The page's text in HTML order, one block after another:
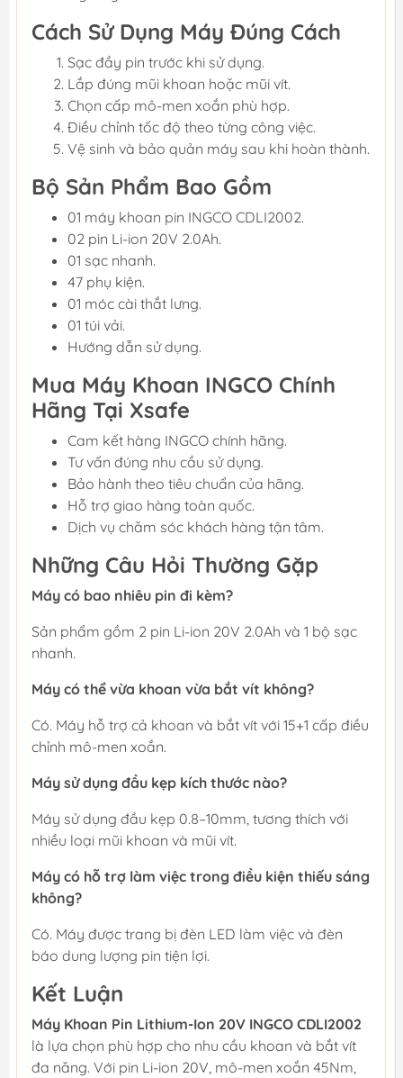
Cách Sử Dụng Máy Đúng Cách
Sạc đầy pin trước khi sử dụng.
Lắp đúng mũi khoan hoặc mũi vít.
Chọn cấp mô-men xoắn phù hợp.
Điều chỉnh tốc độ theo từng công việc.
Vệ sinh và bảo quản máy sau khi hoàn thành.
Bộ Sản Phẩm Bao Gồm
01 máy khoan pin INGCO CDLI2002.
02 pin Li-ion 20V 2.0Ah.
01 sạc nhanh.
47 phụ kiện.
01 móc cài thắt lưng.
01 túi vải.
Hướng dẫn sử dụng.
Mua Máy Khoan INGCO Chính
Hãng Tại Xsafe
Cam kết hàng INGCO chính hãng.
Tư vấn đúng nhu cầu sử dụng.
Bảo hành theo tiêu chuẩn của hãng.
Hỗ trợ giao hàng toàn quốc.
Dịch vụ chăm sóc khách hàng tận tâm.
Những Câu Hỏi Thường Gặp
Máy có bao nhiêu pin đi kèm?
Sản phẩm gồm 2 pin Li-ion 20V 2.0Ah và 1 bộ sạc
nhanh.
Máy có thể vừa khoan vừa bắt vít không?
Có. Máy hỗ trợ cả khoan và bắt vít với 15+1 cấp điều
chỉnh mô-men xoắn.
Máy sử dụng đầu kẹp kích thước nào?
Máy sử dụng đầu kẹp 0.8–10mm, tương thích với
nhiều loại mũi khoan và mũi vít.
Máy có hỗ trợ làm việc trong điều kiện thiếu sáng
không?
Có. Máy được trang bị đèn LED làm việc và đèn
báo dung lượng pin tiện lợi.
Kết Luận
Máy Khoan Pin Lithium-Ion 20V INGCO CDLI2002
là lựa chọn phù hợp cho nhu cầu khoan và bắt vít
đa năng. Với pin Li-ion 20V, mô-men xoắn 45Nm,